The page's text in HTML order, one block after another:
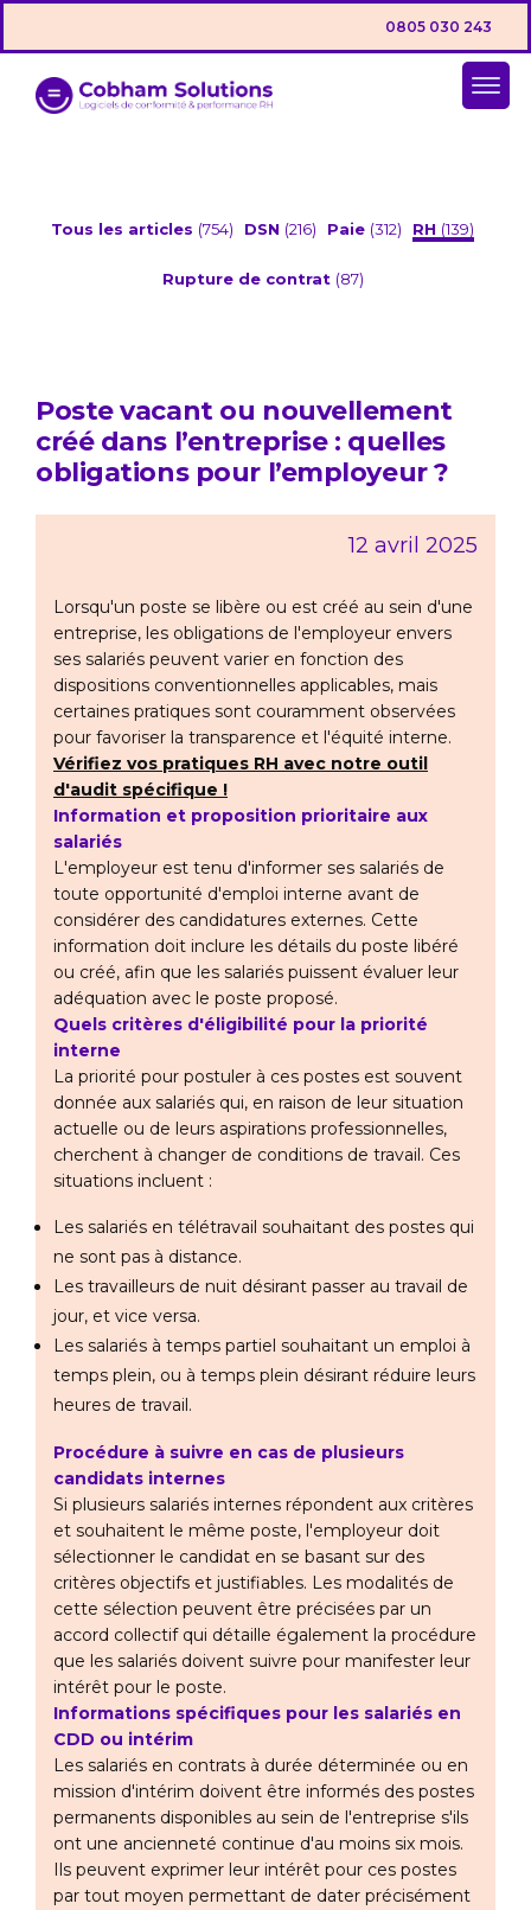
0805 030 243
Tous les articles (754) DSN (216) Paie (312) RH (139)
Rupture de contrat (87)
Poste vacant ou nouvellement
créé dans l’entreprise : quelles
obligations pour l’employeur ?
12 avril 2025
Lorsqu'un poste se libère ou est créé au sein d'une
entreprise, les obligations de l'employeur envers
ses salariés peuvent varier en fonction des
dispositions conventionnelles applicables, mais
certaines pratiques sont couramment observées
pour favoriser la transparence et l'équité interne.
Vérifiez vos pratiques RH avec notre outil
d'audit spécifique !
Information et proposition prioritaire aux
salariés
L'employeur est tenu d'informer ses salariés de
toute opportunité d'emploi interne avant de
considérer des candidatures externes. Cette
information doit inclure les détails du poste libéré
ou créé, afin que les salariés puissent évaluer leur
adéquation avec le poste proposé.
Quels critères d'éligibilité pour la priorité
interne
La priorité pour postuler à ces postes est souvent
donnée aux salariés qui, en raison de leur situation
actuelle ou de leurs aspirations professionnelles,
cherchent à changer de conditions de travail. Ces
situations incluent :
Les salariés en télétravail souhaitant des postes qui
ne sont pas à distance.
Les travailleurs de nuit désirant passer au travail de
jour, et vice versa.
Les salariés à temps partiel souhaitant un emploi à
temps plein, ou à temps plein désirant réduire leurs
heures de travail.
Procédure à suivre en cas de plusieurs
candidats internes
Si plusieurs salariés internes répondent aux critères
et souhaitent le même poste, l'employeur doit
sélectionner le candidat en se basant sur des
critères objectifs et justifiables. Les modalités de
cette sélection peuvent être précisées par un
accord collectif qui détaille également la procédure
que les salariés doivent suivre pour manifester leur
intérêt pour le poste.
Informations spécifiques pour les salariés en
CDD ou intérim
Les salariés en contrats à durée déterminée ou en
mission d'intérim doivent être informés des postes
permanents disponibles au sein de l'entreprise s'ils
ont une ancienneté continue d'au moins six mois.
Ils peuvent exprimer leur intérêt pour ces postes
par tout moyen permettant de dater précisément